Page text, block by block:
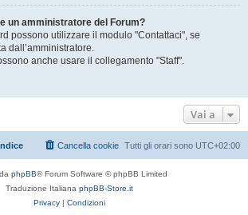
un amministratore del Forum?
possono utilizzare il modulo "Contattaci", se
dall’amministratore.
anche usare il collegamento "Staff".
Vai a
Tutti gli orari sono UTC+02:00
Cancella cookie
phpBB® Forum Software © phpBB Limited
Traduzione Italiana phpBB-Store.it
Privacy | Condizioni